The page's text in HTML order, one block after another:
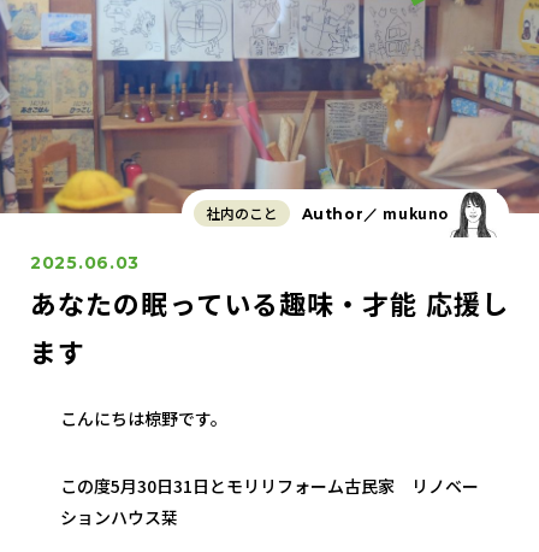
社内のこと Author／ mukuno
2025.06.03
あなたの眠っている趣味・才能 応援し
ます
こんにちは椋野です。
この度5月30日31日とモリリフォーム古民家 リノベー
ションハウス栞